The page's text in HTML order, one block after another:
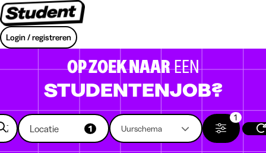
Login / registreren
OP ZOEK NAAREEN
STUDENTENJOB?
Locatie 1 Uurschema
1